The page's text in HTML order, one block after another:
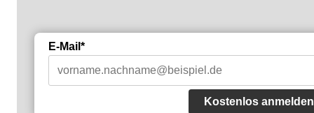
E-Mail*
Kostenlos anmelden